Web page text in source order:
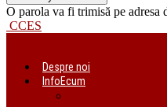
O parola va fi trimisă pe adresa
CCES
Despre noi
InfoEcum